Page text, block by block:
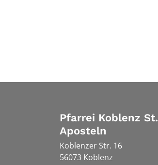
Pfarrei Koblenz St.
Aposteln
Koblenzer Str. 16
56073 Koblenz